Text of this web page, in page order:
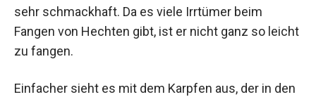
sehr schmackhaft. Da es viele Irrtümer beim
Fangen von Hechten gibt, ist er nicht ganz so leicht
zu fangen.
Einfacher sieht es mit dem Karpfen aus, der in den